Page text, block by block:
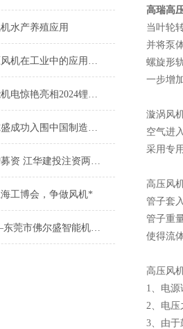
水产养殖应用
漩涡式高压风机在工业中的应用有哪些？
佛尔盛智能机电惊艳亮相2024锂电展会，展现高瑞新魅力
喜报！佛尔盛成功入围中国制造之美
佛尔盛定增募资 江华建投注资两千万
工博会，争做风机*
蜕变 重生—东莞市佛尔盛智能机电股份有限公司成功上市庆典会
高瑞高
当叶轮
并将泵
螺旋形
一步增
漩涡风
空气进
采用专
高压风
管子套
管子重
使得流
高压风
1、电
2、电压
3、由于